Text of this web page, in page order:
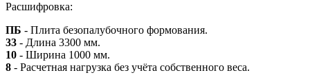
Расшифровка:
ПБ - Плита безопалубочного формования.
33 - Длина 3300 мм.
10 - Ширина 1000 мм.
8 - Расчетная нагрузка без учёта собственного веса.